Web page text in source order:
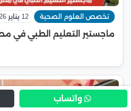
تخصص العلوم الصحية 12 يناير 2026
ماجستير التعليم الطبي في
واتساب